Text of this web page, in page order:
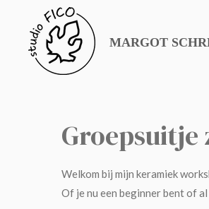
direct
MARGOT
Groepsuitje
Welkom bij mijn keramiek
Of je nu een beginner bent of